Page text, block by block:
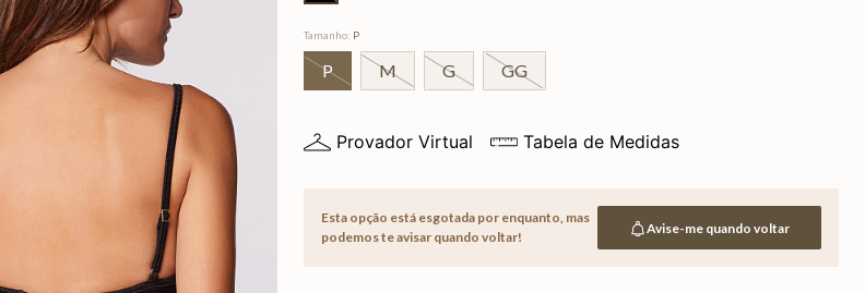
Tamanho: P
P M G GG
Provador Virtual Tabela de Medidas
Esta opção está esgotada por enquanto, mas
podemos te avisar quando voltar!
Avise-me quando voltar